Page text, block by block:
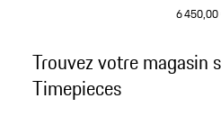
6 450,00
au
début
Trouvez votre magasin
Timepieces